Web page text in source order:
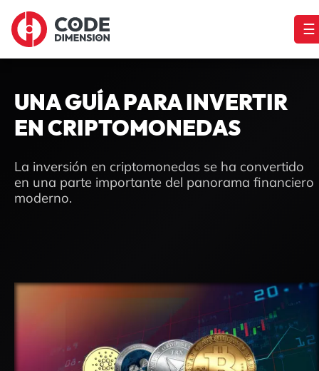
☰
UNA GUÍA PARA INVERTIR
EN CRIPTOMONEDAS
La inversión en criptomonedas se ha convertido
en una parte importante del panorama financiero
moderno.